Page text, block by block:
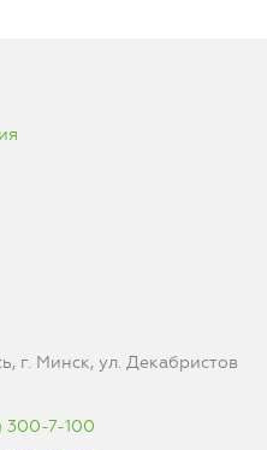
г. Минск, ул. Декабристов
300-7-100